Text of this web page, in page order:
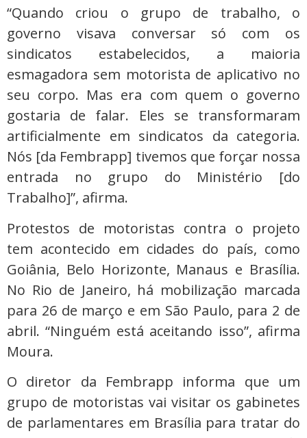
“Quando criou o grupo de trabalho, o
governo visava conversar só com os
sindicatos estabelecidos, a maioria
esmagadora sem motorista de aplicativo no
seu corpo. Mas era com quem o governo
gostaria de falar. Eles se transformaram
artificialmente em sindicatos da categoria.
Nós [da Fembrapp] tivemos que forçar nossa
entrada no grupo do Ministério [do
Trabalho]”, afirma.
Protestos de motoristas contra o projeto
tem acontecido em cidades do país, como
Goiânia, Belo Horizonte, Manaus e Brasília.
No Rio de Janeiro, há mobilização marcada
para 26 de março e em São Paulo, para 2 de
abril. “Ninguém está aceitando isso”, afirma
Moura.
O diretor da Fembrapp informa que um
grupo de motoristas vai visitar os gabinetes
de parlamentares em Brasília para tratar do